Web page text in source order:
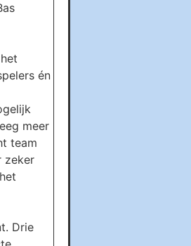
én
meer
team
zeker
Drie